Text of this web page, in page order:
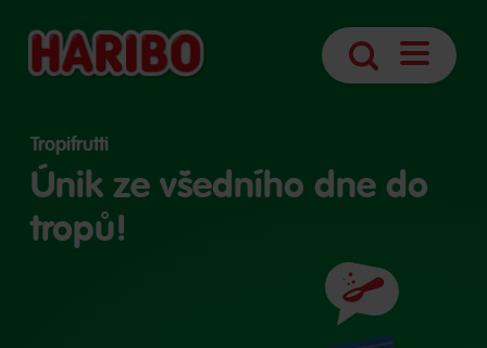
Vyhledávání
Otevřít
Tropifrutti
Únik ze všedního dne do
tropů!
Složení